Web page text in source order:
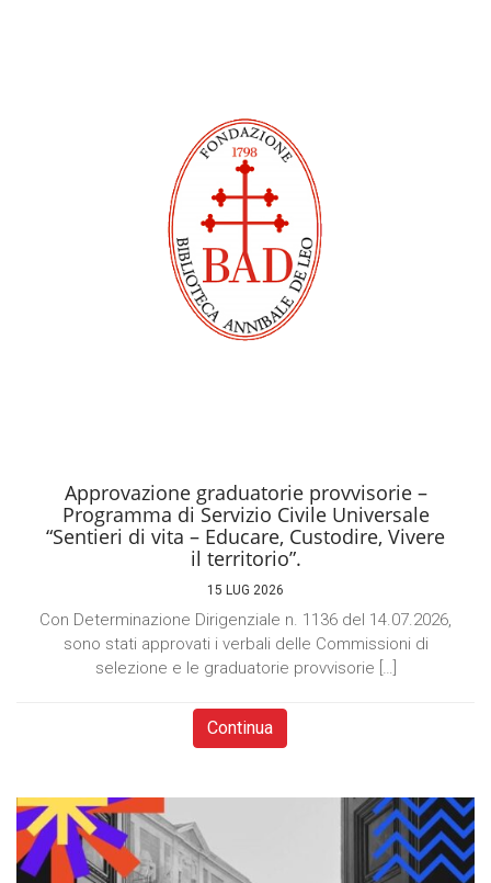
Approvazione graduatorie provvisorie –
Programma di Servizio Civile Universale
“Sentieri di vita – Educare, Custodire, Vivere
il territorio”.
15 LUG 2026
Con Determinazione Dirigenziale n. 1136 del 14.07.2026,
sono stati approvati i verbali delle Commissioni di
selezione e le graduatorie provvisorie […]
Continua